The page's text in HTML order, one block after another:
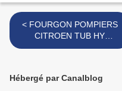
< FOURGON POMPIERS
CITROEN TUB HY
MARQUE INCONNUE
Hébergé par Canalblog